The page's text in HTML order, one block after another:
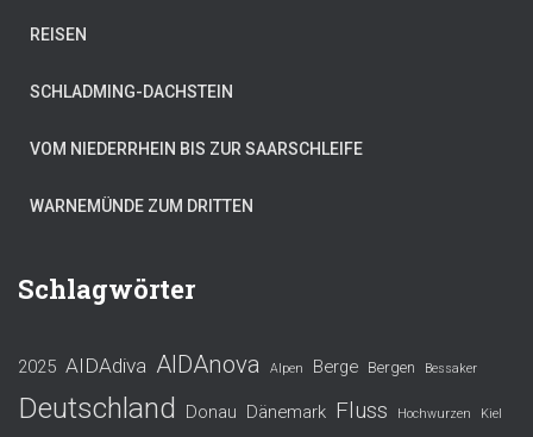
REISEN
SCHLADMING-DACHSTEIN
VOM NIEDERRHEIN BIS ZUR SAARSCHLEIFE
WARNEMÜNDE ZUM DRITTEN
Schlagwörter
2025 AIDAdiva AIDAnova Alpen Berge Bergen Bessaker
Deutschland Donau Dänemark Fluss Hochwurzen Kiel